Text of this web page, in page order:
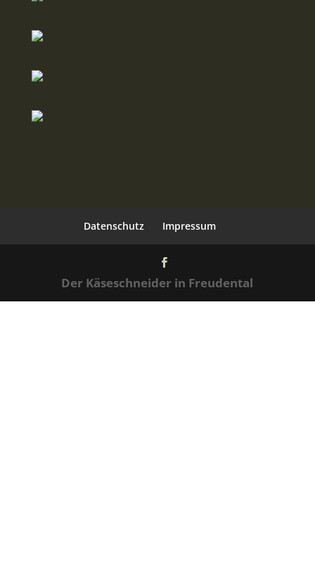
Datenschutz Impressum
Der Käseschneider in Freudental